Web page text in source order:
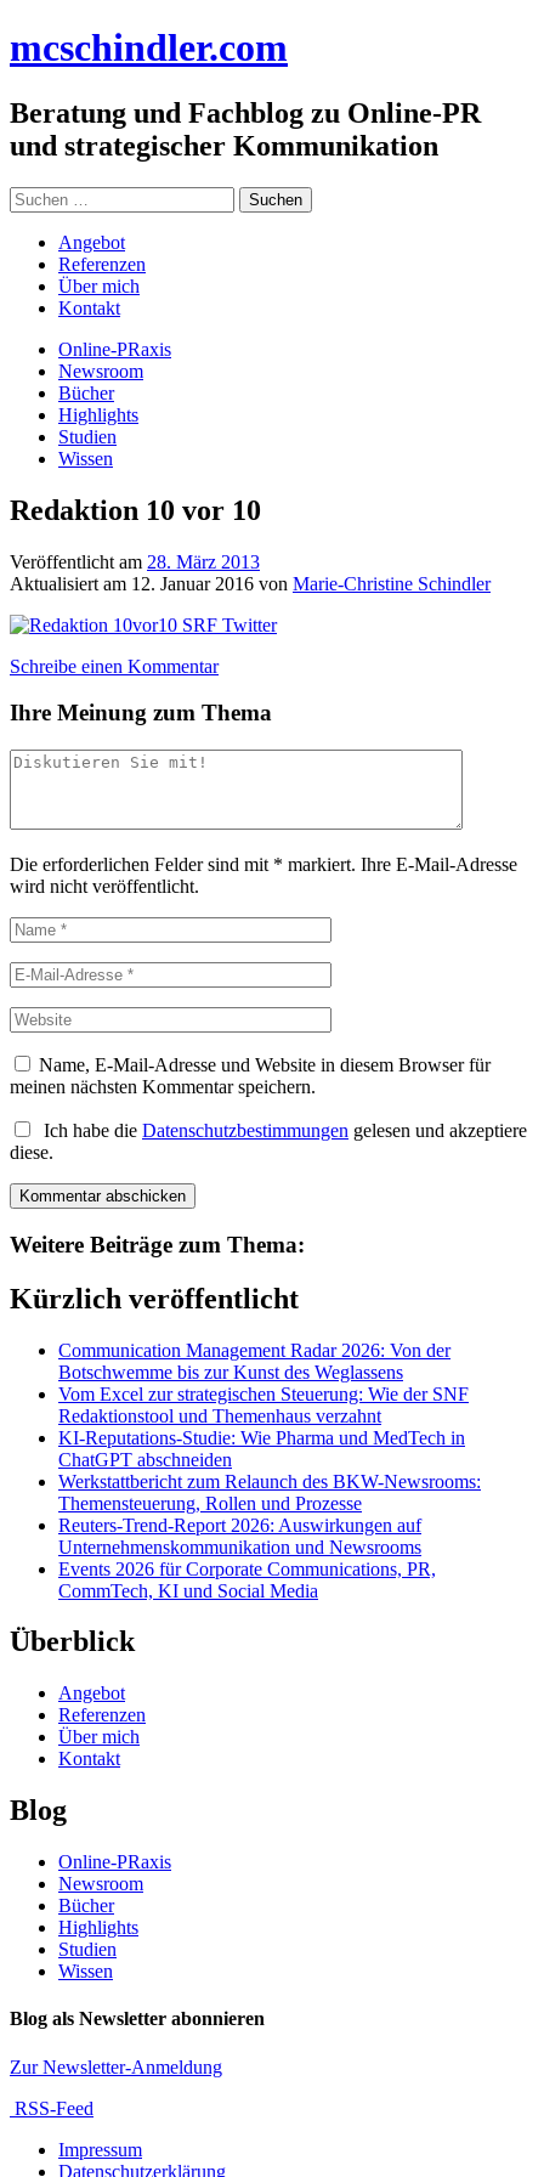
Inhalt
mcschindler.com
Beratung und Fachblog zu Online-PR
und strategischer Kommunikation
Suchen
nach:
Angebot
Referenzen
Über mich
Kontakt
Online-PRaxis
Newsroom
Bücher
Highlights
Studien
Wissen
Redaktion 10 vor 10
Veröffentlicht am 28. März 2013
Aktualisiert am 12. Januar 2016 von Marie-Christine Schindler
Schreibe einen Kommentar
Ihre Meinung zum Thema
Die erforderlichen Felder sind mit * markiert. Ihre E-Mail-Adresse
wird nicht veröffentlicht.
Name, E-Mail-Adresse und Website in diesem Browser für
meinen nächsten Kommentar speichern.
Ich habe die Datenschutzbestimmungen gelesen und akzeptiere
diese.
Weitere Beiträge zum Thema:
Kürzlich veröffentlicht
Communication Management Radar 2026: Von der
Botschwemme bis zur Kunst des Weglassens
Vom Excel zur strategischen Steuerung: Wie der SNF
Redaktionstool und Themenhaus verzahnt
KI-Reputations-Studie: Wie Pharma und MedTech in
ChatGPT abschneiden
Werkstattbericht zum Relaunch des BKW-Newsrooms:
Themensteuerung, Rollen und Prozesse
Reuters-Trend-Report 2026: Auswirkungen auf
Unternehmenskommunikation und Newsrooms
Events 2026 für Corporate Communications, PR,
CommTech, KI und Social Media
Überblick
Angebot
Referenzen
Über mich
Kontakt
Blog
Online-PRaxis
Newsroom
Bücher
Highlights
Studien
Wissen
Blog als Newsletter abonnieren
Zur Newsletter-Anmeldung
RSS-Feed
Impressum
Datenschutzerklärung